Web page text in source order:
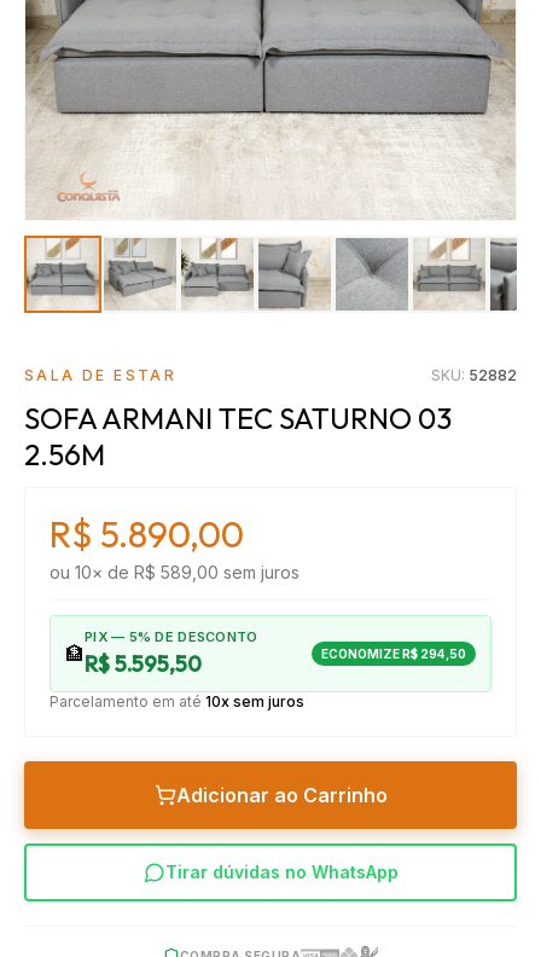
SALA DE ESTAR SKU: 52882
SOFA ARMANI TEC SATURNO 03
2.56M
R$ 5.890,00
ou 10× de R$ 589,00 sem juros
🏦
PIX — 5% DE DESCONTO
R$ 5.595,50 ECONOMIZER$ 294,50
Parcelamento em até 10x sem juros
Adicionar ao Carrinho
Tirar dúvidas no WhatsApp